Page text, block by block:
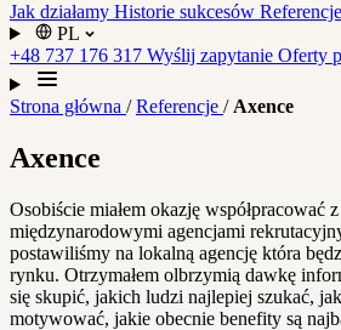
Jak działamy Historie sukcesów Referencje
PL
+48 737 176 317 Wyślij zapytanie Oferty
Strona główna /Referencje / Axence
Axence
Osobiście miałem okazję współpracować
międzynarodowymi agencjami
postawiliśmy na lokalną agencję która
rynku. Otrzymałem olbrzymią dawkę
się skupić, jakich ludzi najlepiej szukać,
motywować, jakie obecnie benefity są